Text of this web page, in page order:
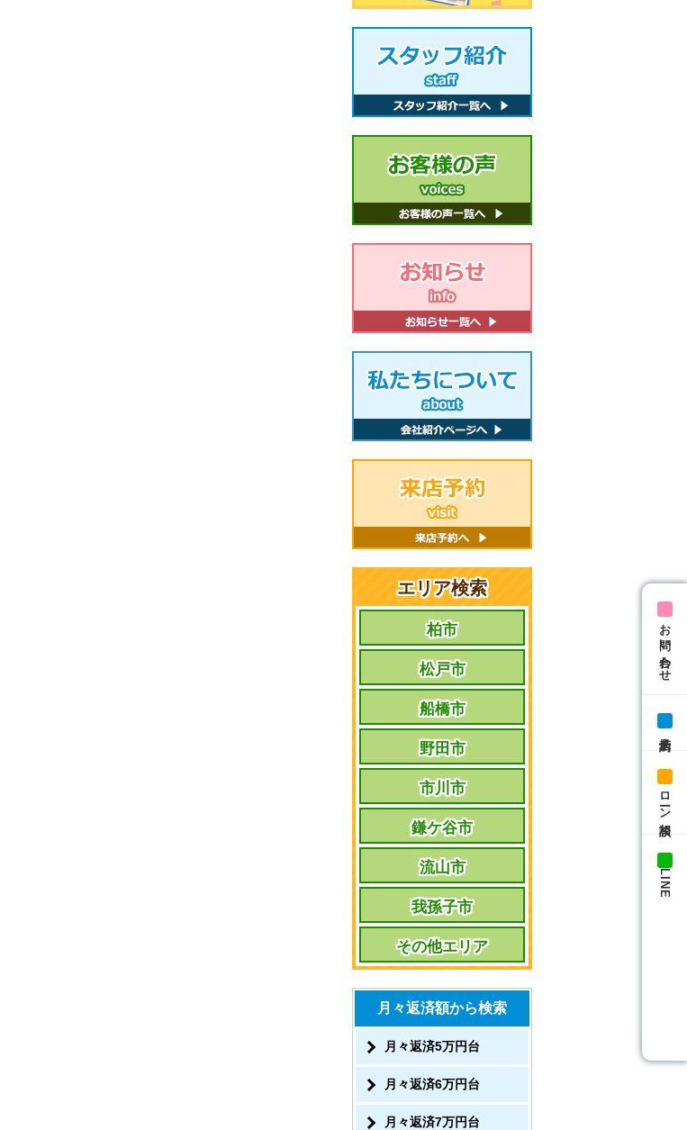
お問い合わせ
ローン相談
LINE
エリア検索
柏市
松戸市
船橋市
野田市
市川市
鎌ケ谷市
流山市
我孫子市
その他エリア
月々返済額から検索
月々返済5万円台
月々返済6万円台
月々返済7万円台